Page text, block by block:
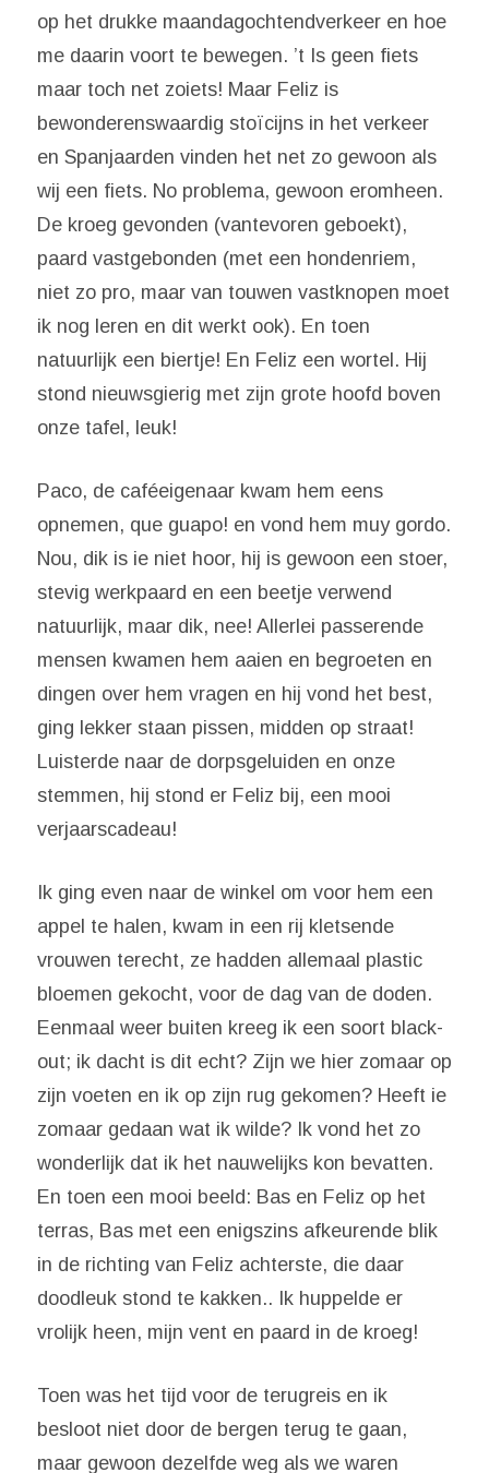
op het drukke maandagochtendverkeer en hoe
me daarin voort te bewegen. ’t Is geen fiets
maar toch net zoiets! Maar Feliz is
bewonderenswaardig stoïcijns in het verkeer
en Spanjaarden vinden het net zo gewoon als
wij een fiets. No problema, gewoon eromheen.
De kroeg gevonden (vantevoren geboekt),
paard vastgebonden (met een hondenriem,
niet zo pro, maar van touwen vastknopen moet
ik nog leren en dit werkt ook). En toen
natuurlijk een biertje! En Feliz een wortel. Hij
stond nieuwsgierig met zijn grote hoofd boven
onze tafel, leuk!
Paco, de caféeigenaar kwam hem eens
opnemen, que guapo! en vond hem muy gordo.
Nou, dik is ie niet hoor, hij is gewoon een stoer,
stevig werkpaard en een beetje verwend
natuurlijk, maar dik, nee! Allerlei passerende
mensen kwamen hem aaien en begroeten en
dingen over hem vragen en hij vond het best,
ging lekker staan pissen, midden op straat!
Luisterde naar de dorpsgeluiden en onze
stemmen, hij stond er Feliz bij, een mooi
verjaarscadeau!
Ik ging even naar de winkel om voor hem een
appel te halen, kwam in een rij kletsende
vrouwen terecht, ze hadden allemaal plastic
bloemen gekocht, voor de dag van de doden.
Eenmaal weer buiten kreeg ik een soort black-
out; ik dacht is dit echt? Zijn we hier zomaar op
zijn voeten en ik op zijn rug gekomen? Heeft ie
zomaar gedaan wat ik wilde? Ik vond het zo
wonderlijk dat ik het nauwelijks kon bevatten.
En toen een mooi beeld: Bas en Feliz op het
terras, Bas met een enigszins afkeurende blik
in de richting van Feliz achterste, die daar
doodleuk stond te kakken.. Ik huppelde er
vrolijk heen, mijn vent en paard in de kroeg!
Toen was het tijd voor de terugreis en ik
besloot niet door de bergen terug te gaan,
maar gewoon dezelfde weg als we waren